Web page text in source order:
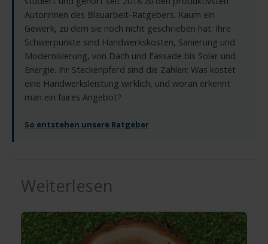
Autorinnen des Blauarbeit-Ratgebers. Kaum ein
Gewerk, zu dem sie noch nicht geschrieben hat: Ihre
Schwerpunkte sind Handwerkskosten, Sanierung und
Modernisierung, von Dach und Fassade bis Solar und
Energie. Ihr Steckenpferd sind die Zahlen: Was kostet
eine Handwerksleistung wirklich, und woran erkennt
man ein faires Angebot?
So entstehen unsere Ratgeber
Weiterlesen